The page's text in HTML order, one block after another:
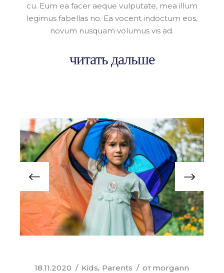
cu. Eum ea facer aeque vulputate, mea illum
legimus fabellas no. Ea vocent indoctum eos,
novum nusquam volumus vis ad.
читать дальше
18.11.2020 Kids Parents от morgann